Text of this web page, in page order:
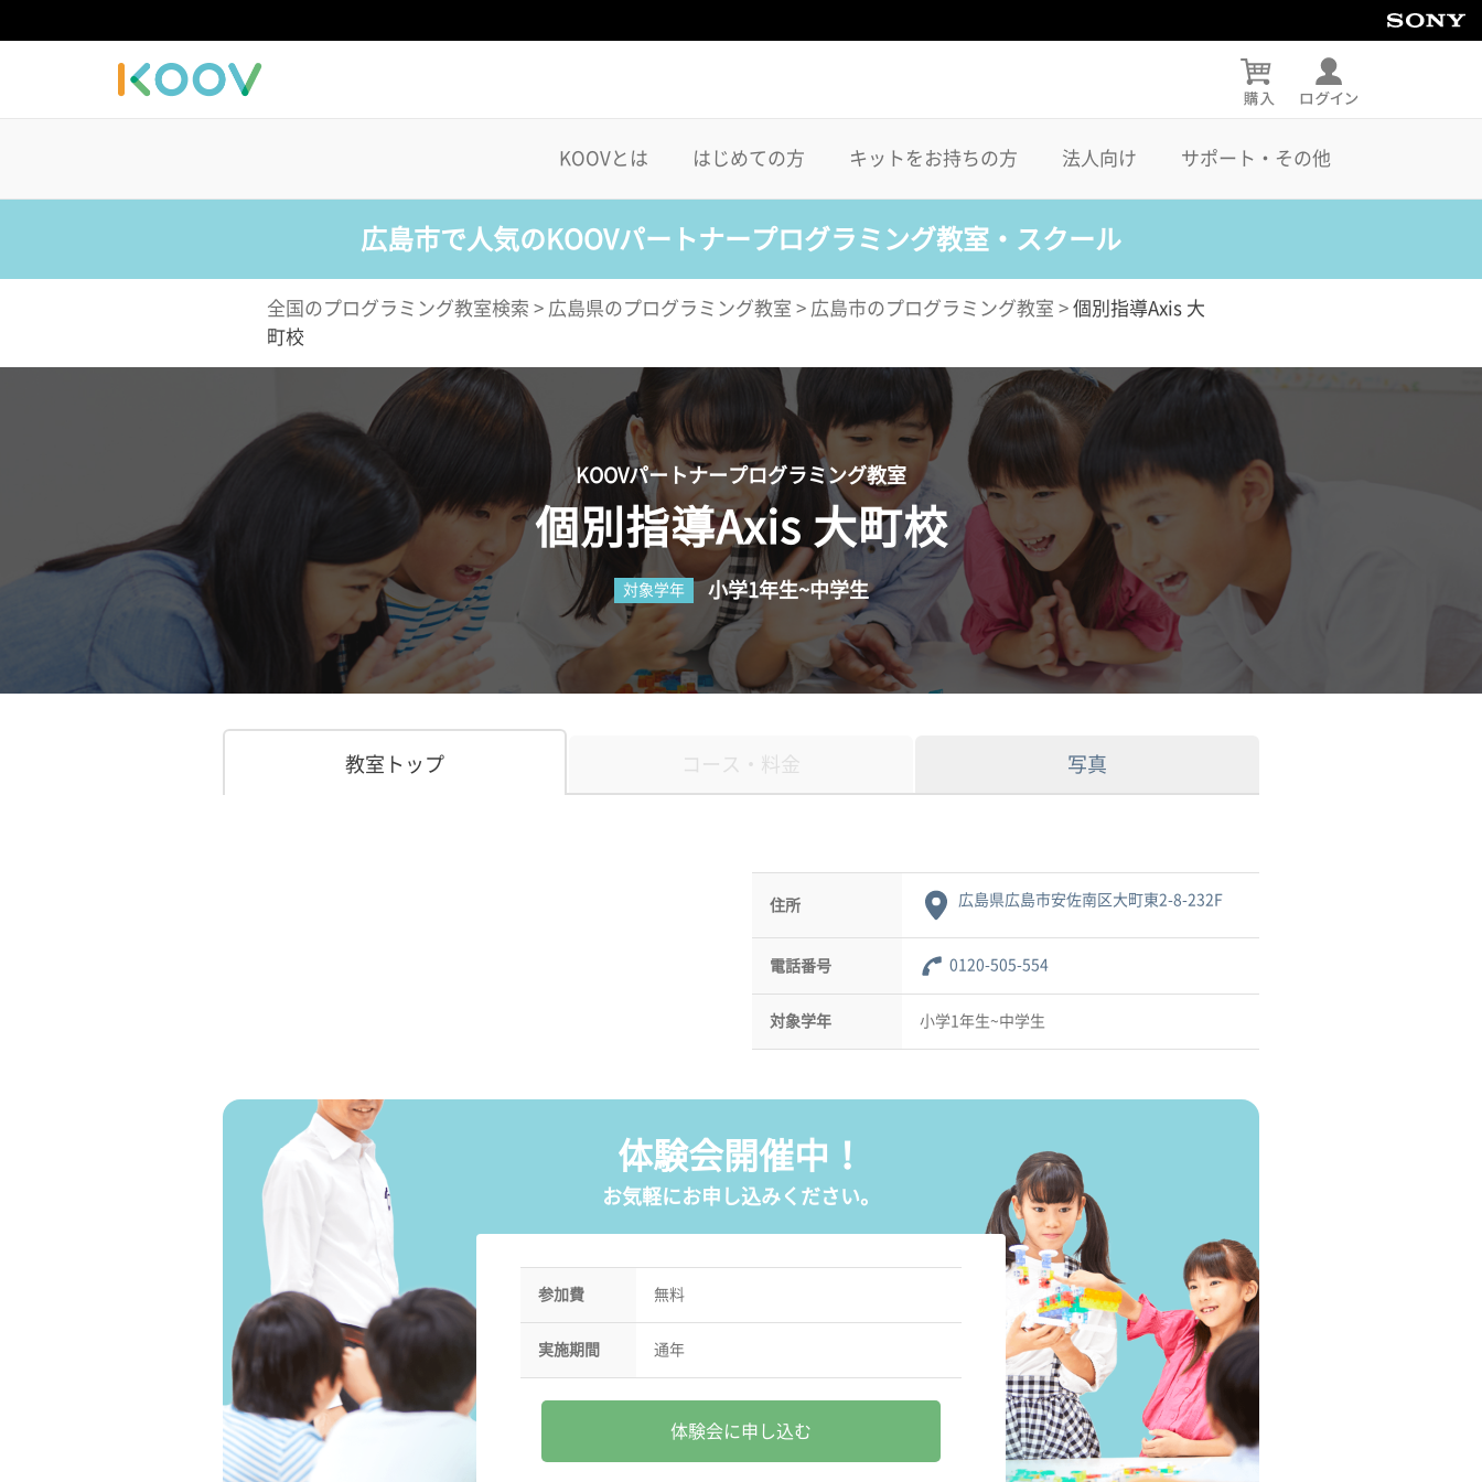
KOOVとは はじめての方 キットをお持ちの方 法人向け サポート・その他
広島市で人気のKOOVパートナープログラミング教室・スクール
全国のプログラミング教室検索 > 広島県のプログラミング教室 > 広島市のプログラミング教室 > 個別指導Axis 大
町校
KOOVパートナープログラミング教室
個別指導Axis 大町校
対象学年 小学1年生~中学生
教室トップ コース・料金 写真
住所 広島県広島市安佐南区大町東2-8-232F
電話番号 0120-505-554
対象学年 小学1年生~中学生
体験会開催中！
お気軽にお申し込みください。
参加費 無料
実施期間 通年
体験会に申し込む